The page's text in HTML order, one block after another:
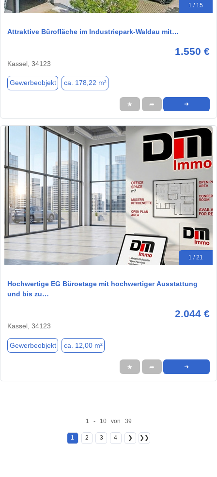
1 / 15
Attraktive Bürofläche im Industriepark-Waldau mit…
1.550 €
Kassel, 34123
Gewerbeobjekt ca. 178,22 m²
★ ➦ ➜
1 / 21
Hochwertige EG Büroetage mit hochwertiger Ausstattung
und bis zu…
2.044 €
Kassel, 34123
Gewerbeobjekt ca. 12,00 m²
★ ➦ ➜
1 - 10 von 39
1 2 3 4 ❯ ❯❯